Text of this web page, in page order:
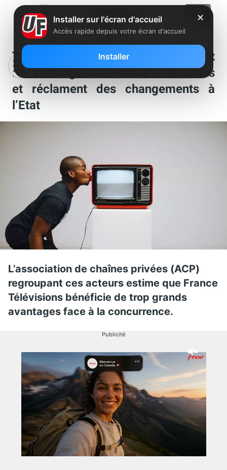
TF1, M6, Canal+ et Altice critiquent
les avantages de France Télévisions
et réclament des changements à
l’Etat
L’association de chaînes privées (ACP)
regroupant ces acteurs estime que France
Télévisions bénéficie de trop grands
avantages face à la concurrence.
Publicité
✕
Installer sur l'écran d'accueil
Accès rapide depuis votre écran d'accueil
Installer